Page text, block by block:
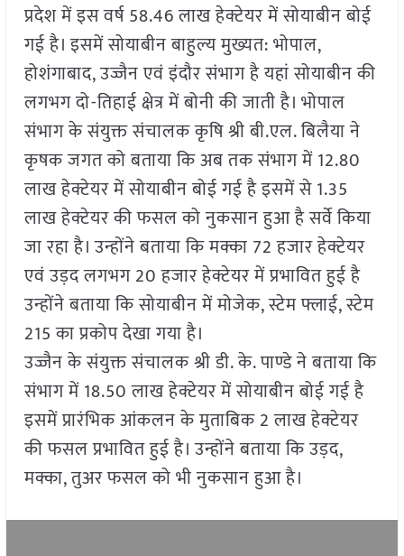
प्रदेश में इस वर्ष 58.46 लाख हेक्टेयर में सोयाबीन बोई
गई है। इसमें सोयाबीन बाहुल्य मुख्यत: भोपाल,
होशंगाबाद, उज्जैन एवं इंदौर संभाग है यहां सोयाबीन की
लगभग दो-तिहाई क्षेत्र में बोनी की जाती है। भोपाल
संभाग के संयुक्त संचालक कृषि श्री बी.एल. बिलैया ने
कृषक जगत को बताया कि अब तक संभाग में 12.80
लाख हेक्टेयर में सोयाबीन बोई गई है इसमें से 1.35
लाख हेक्टेयर की फसल को नुकसान हुआ है सर्वे किया
जा रहा है। उन्होंने बताया कि मक्का 72 हजार हेक्टेयर
एवं उड़द लगभग 20 हजार हेक्टेयर में प्रभावित हुई है
उन्होंने बताया कि सोयाबीन में मोजेक, स्टेम फ्लाई, स्टेम
215 का प्रकोप देखा गया है।
उज्जैन के संयुक्त संचालक श्री डी. के. पाण्डे ने बताया कि
संभाग में 18.50 लाख हेक्टेयर में सोयाबीन बोई गई है
इसमें प्रारंभिक आंकलन के मुताबिक 2 लाख हेक्टेयर
की फसल प्रभावित हुई है। उन्होंने बताया कि उड़द,
मक्का, तुअर फसल को भी नुकसान हुआ है।